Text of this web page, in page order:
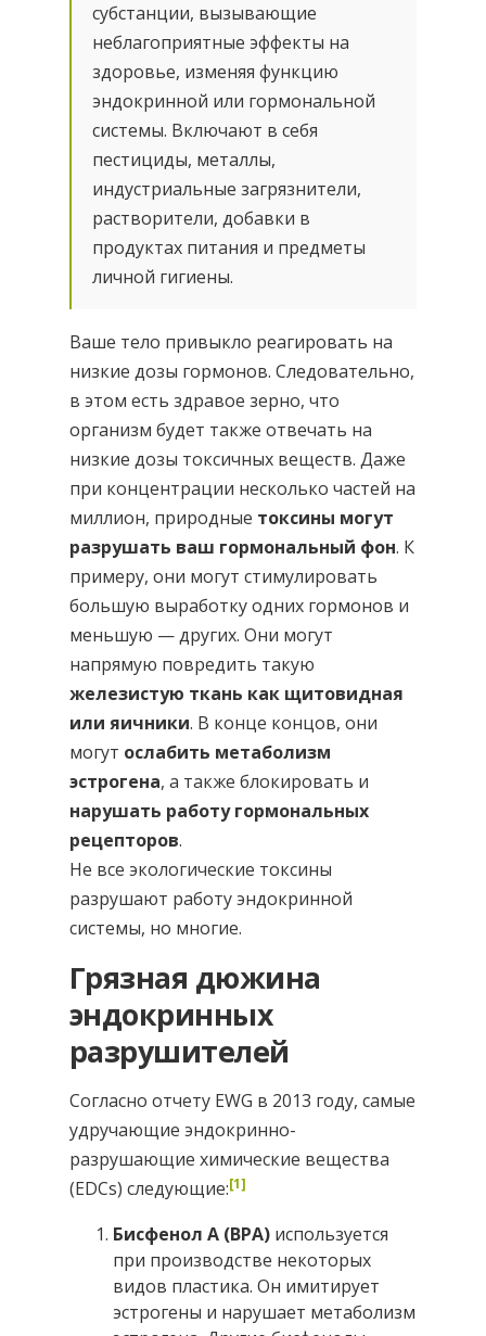
субстанции, вызывающие
неблагоприятные эффекты на
здоровье, изменяя функцию
эндокринной или гормональной
системы. Включают в себя
пестициды, металлы,
индустриальные загрязнители,
растворители, добавки в
продуктах питания и предметы
личной гигиены.
Ваше тело привыкло реагировать на
низкие дозы гормонов. Следовательно,
в этом есть здравое зерно, что
организм будет также отвечать на
низкие дозы токсичных веществ. Даже
при концентрации несколько частей на
миллион, природные токсины могут
разрушать ваш гормональный фон. К
примеру, они могут стимулировать
большую выработку одних гормонов и
меньшую — других. Они могут
напрямую повредить такую
железистую ткань как щитовидная
или яичники. В конце концов, они
могут ослабить метаболизм
эстрогена, а также блокировать и
нарушать работу гормональных
рецепторов.
Не все экологические токсины
разрушают работу эндокринной
системы, но многие.
Грязная дюжина
эндокринных
разрушителей
Согласно отчету EWG в 2013 году, самые
удручающие эндокринно-
разрушающие химические вещества
(EDCs) следующие:[1]
Бисфенол А (BPA) используется
при производстве некоторых
видов пластика. Он имитирует
эстрогены и нарушает метаболизм